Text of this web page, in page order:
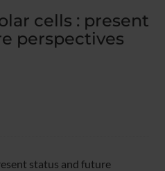
cells : present
perspectives
status and future